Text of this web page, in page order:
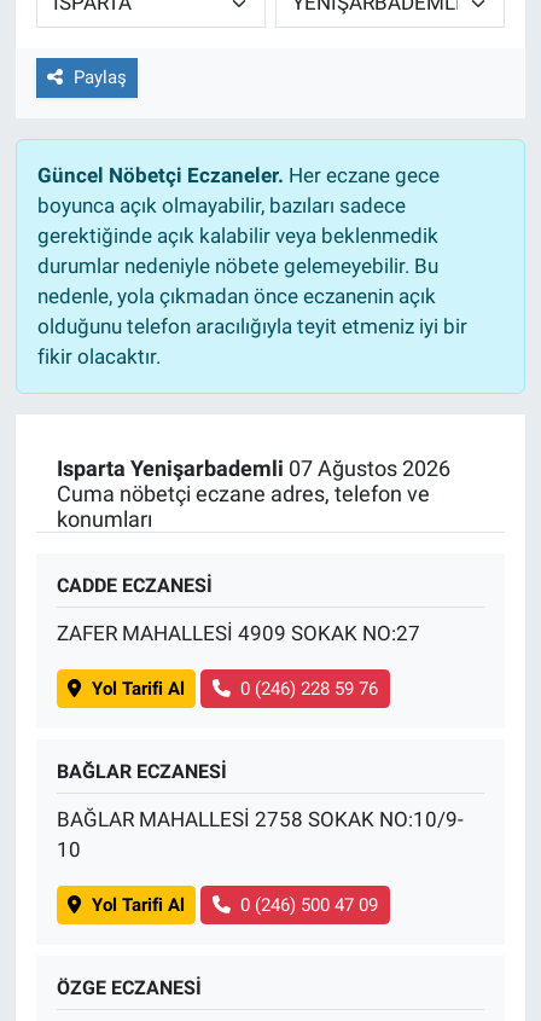
Paylaş
Güncel Nöbetçi Eczaneler. Her eczane gece
boyunca açık olmayabilir, bazıları sadece
gerektiğinde açık kalabilir veya beklenmedik
durumlar nedeniyle nöbete gelemeyebilir. Bu
nedenle, yola çıkmadan önce eczanenin açık
olduğunu telefon aracılığıyla teyit etmeniz iyi bir
fikir olacaktır.
Isparta Yenişarbademli 07 Ağustos 2026
Cuma nöbetçi eczane adres, telefon ve
konumları
CADDE ECZANESİ
ZAFER MAHALLESİ 4909 SOKAK NO:27
Yol Tarifi Al 0 (246) 228 59 76
BAĞLAR ECZANESİ
BAĞLAR MAHALLESİ 2758 SOKAK NO:10/9-
10
Yol Tarifi Al 0 (246) 500 47 09
ÖZGE ECZANESİ